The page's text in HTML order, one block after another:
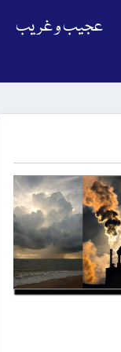
عجیب و غریب